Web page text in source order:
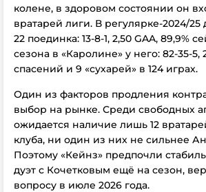
колене, в здоровом состоянии он
вратарей лиги. В регулярке-2024/25
22 поединка: 13-8-1, 2,50 GAA, 89,9%
сезона в «Каролине» у него: 82-35-5,
спасений и 9 «сухарей» в 124 играх.
Один из факторов продления
выбор на рынке. Среди свободных
ожидается наличие лишь 12
клуба, ни один из них не сильнее
Поэтому «Кейнз» предпочли
дуэт с Кочетковым ещё на сезон,
вопросу в июле 2026 года.